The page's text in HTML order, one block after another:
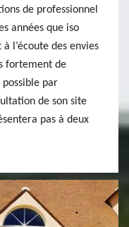
de professionnel
années que iso
l’écoute des envies
fortement de
par
de son site
pas à deux